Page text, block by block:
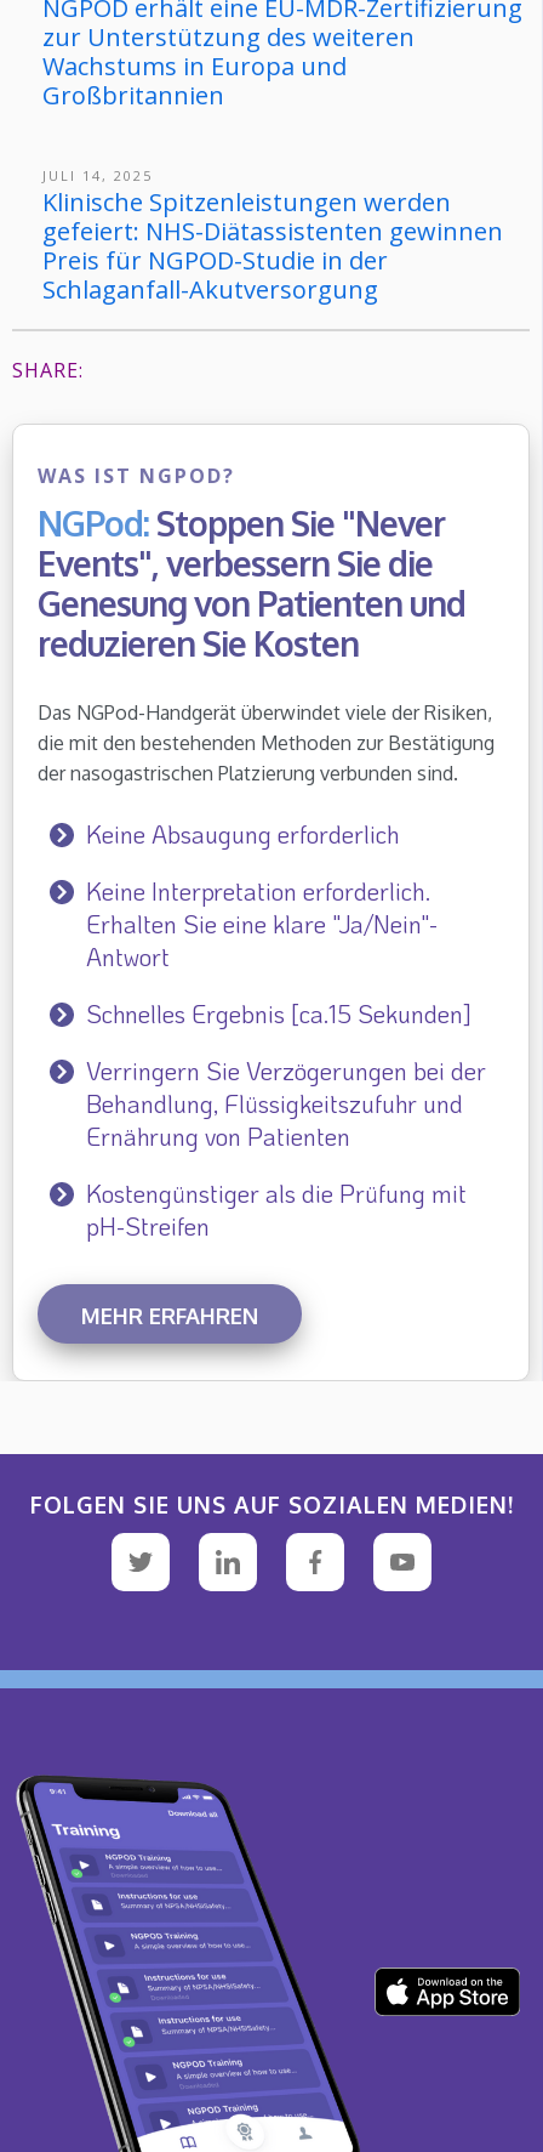
NGPOD erhält eine EU-MDR-Zertifizierung
zur Unterstützung des weiteren
Wachstums in Europa und
Großbritannien
JULI 14, 2025
Klinische Spitzenleistungen werden
gefeiert: NHS-Diätassistenten gewinnen
Preis für NGPOD-Studie in der
Schlaganfall-Akutversorgung
SHARE:
WAS IST NGPOD?
NGPod:Stoppen Sie "Never
Events", verbessern Sie die
Genesung von Patienten und
reduzieren Sie Kosten
Das NGPod-Handgerät überwindet viele der Risiken,
die mit den bestehenden Methoden zur Bestätigung
der nasogastrischen Platzierung verbunden sind.
Keine Absaugung erforderlich
Keine Interpretation erforderlich.
Erhalten Sie eine klare "Ja/Nein"-
Antwort
Schnelles Ergebnis [ca.15 Sekunden]
Verringern Sie Verzögerungen bei der
Behandlung, Flüssigkeitszufuhr und
Ernährung von Patienten
Kostengünstiger als die Prüfung mit
pH-Streifen
MEHR ERFAHREN
FOLGEN SIE UNS AUF SOZIALEN MEDIEN!